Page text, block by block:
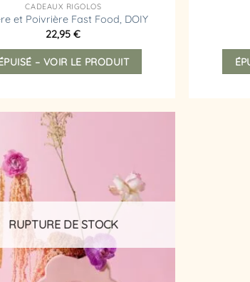
CADEAUX RIGOLOS
et Poivrière Fast Food, DOIY
22,95€
– VOIR LE PRODUIT
d’envies
RUPTURE DE STOCK